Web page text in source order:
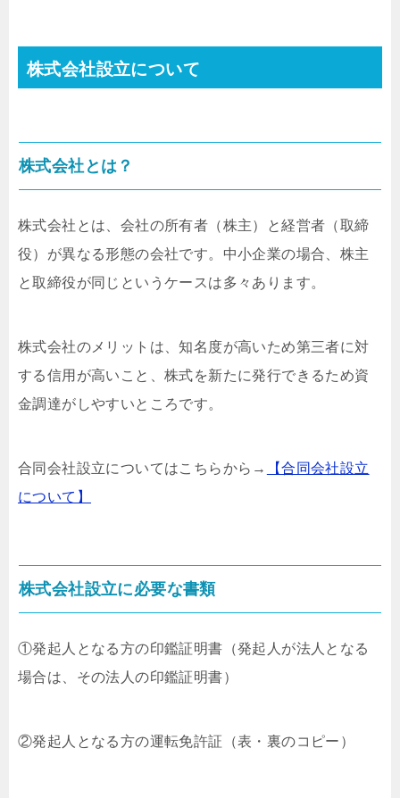
株式会社設立について
株式会社とは？
株式会社とは、会社の所有者（株主）と経営者（取締
役）が異なる形態の会社です。中小企業の場合、株主
と取締役が同じというケースは多々あります。
株式会社のメリットは、知名度が高いため第三者に対
する信用が高いこと、株式を新たに発行できるため資
金調達がしやすいところです。
合同会社設立についてはこちらから→
【合同会社設立
について】
株式会社設立に必要な書類
①発起人となる方の印鑑証明書（発起人が法人となる
場合は、その法人の印鑑証明書）
②発起人となる方の運転免許証（表・裏のコピー）